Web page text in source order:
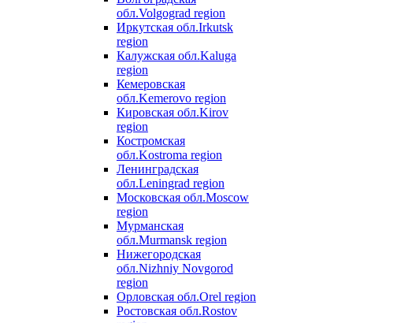
обл.Volgograd region
Иркутская обл.Irkutsk
region
Калужская обл.Kaluga
region
Кемеровская
обл.Kemerovo region
Кировская обл.Kirov
region
Костромская
обл.Kostroma region
Ленинградская
обл.Leningrad region
Московская обл.Moscow
region
Мурманская
обл.Murmansk region
Нижегородская
обл.Nizhniy Novgorod
region
Орловская обл.Orel region
Ростовская обл.Rostov